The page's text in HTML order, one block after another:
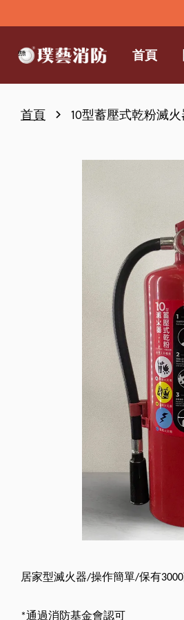
首頁
首頁 › 10型蓄壓式乾粉滅火
居家型滅火器/操作簡單/保有3000
*通過消防基金會認可